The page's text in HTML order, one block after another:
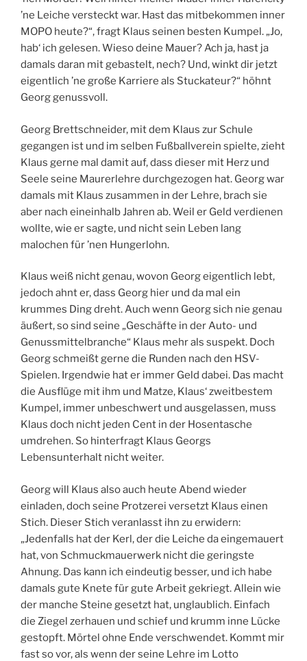
’ne Leiche versteckt war. Hast das mitbekommen inner
MOPO heute?“, fragt Klaus seinen besten Kumpel. „Jo,
hab‘ ich gelesen. Wieso deine Mauer? Ach ja, hast ja
damals daran mit gebastelt, nech? Und, winkt dir jetzt
eigentlich ’ne große Karriere als Stuckateur?“ höhnt
Georg genussvoll.
Georg Brettschneider, mit dem Klaus zur Schule
gegangen ist und im selben Fußballverein spielte, zieht
Klaus gerne mal damit auf, dass dieser mit Herz und
Seele seine Maurerlehre durchgezogen hat. Georg war
damals mit Klaus zusammen in der Lehre, brach sie
aber nach eineinhalb Jahren ab. Weil er Geld verdienen
wollte, wie er sagte, und nicht sein Leben lang
malochen für ’nen Hungerlohn.
Klaus weiß nicht genau, wovon Georg eigentlich lebt,
jedoch ahnt er, dass Georg hier und da mal ein
krummes Ding dreht. Auch wenn Georg sich nie genau
äußert, so sind seine „Geschäfte in der Auto- und
Genussmittelbranche“ Klaus mehr als suspekt. Doch
Georg schmeißt gerne die Runden nach den HSV-
Spielen. Irgendwie hat er immer Geld dabei. Das macht
die Ausflüge mit ihm und Matze, Klaus‘ zweitbestem
Kumpel, immer unbeschwert und ausgelassen, muss
Klaus doch nicht jeden Cent in der Hosentasche
umdrehen. So hinterfragt Klaus Georgs
Lebensunterhalt nicht weiter.
Georg will Klaus also auch heute Abend wieder
einladen, doch seine Protzerei versetzt Klaus einen
Stich. Dieser Stich veranlasst ihn zu erwidern:
„Jedenfalls hat der Kerl, der die Leiche da eingemauert
hat, von Schmuckmauerwerk nicht die geringste
Ahnung. Das kann ich eindeutig besser, und ich habe
damals gute Knete für gute Arbeit gekriegt. Allein wie
der manche Steine gesetzt hat, unglaublich. Einfach
die Ziegel zerhauen und schief und krumm inne Lücke
gestopft. Mörtel ohne Ende verschwendet. Kommt mir
fast so vor, als wenn der seine Lehre im Lotto